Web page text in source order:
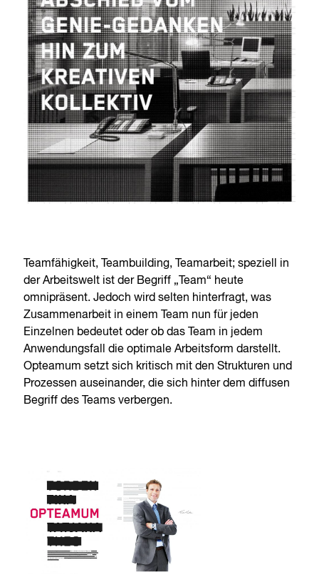
Teamfähigkeit, Teambuilding, Teamarbeit; speziell in
der Arbeitswelt ist der Begriff „Team“ heute
omnipräsent. Jedoch wird selten hinterfragt, was
Zusammenarbeit in einem Team nun für jeden
Einzelnen bedeutet oder ob das Team in jedem
Anwendungsfall die optimale Arbeitsform darstellt.
Opteamum setzt sich kritisch mit den Strukturen und
Prozessen auseinander, die sich hinter dem diffusen
Begriff des Teams verbergen.